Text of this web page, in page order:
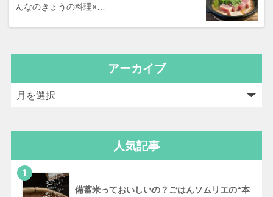
んなのきょうの料理×…
アーカイブ
人気記事
1
備蓄米っておいしいの？ごはんソムリエの“本